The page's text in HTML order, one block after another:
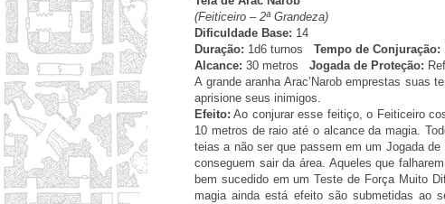
(Feiticeiro – 2ª Grandeza)
Dificuldade Base: 14
Duração: 1d6 turnos Tempo de Conjuração:
Alcance: 30 metros Jogada de Proteção:
A grande aranha Arac’Narob emprestas suas
aprisione seus inimigos.
Efeito: Ao conjurar esse feitiço, o Feiticeiro
10 metros de raio até o alcance da magia.
teias a não ser que passem em um Jogada
conseguem sair da área. Aqueles que
bem sucedido em um Teste de Força Muito
magia ainda está efeito são submetidas ao